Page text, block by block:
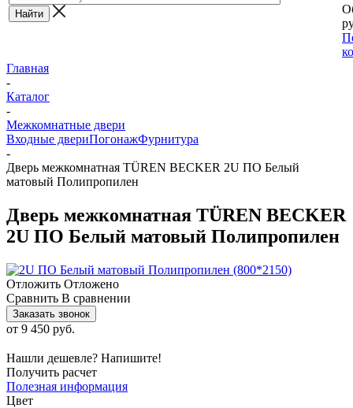
Главная
-
Каталог
-
Межкомнатные двери
Входные двериПогонажФурнитура
-
Дверь межкомнатная TÜREN BECKER 2U ПО Белый
матовый Полипропилен
Дверь межкомнатная TÜREN BECKER
2U ПО Белый матовый Полипропилен
Отложить Отложено
Сравнить В сравнении
Заказать звонок
от 9 450 руб.
Нашли дешевле? Напишите!
Получить расчет
Полезная информация
Цвет